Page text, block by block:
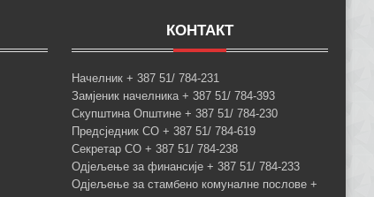
КОНТАКТ
Начелник + 387 51/ 784-231
Замјеник начелника + 387 51/ 784-393
Скупштина Општине + 387 51/ 784-230
Предсједник СО + 387 51/ 784-619
Секретар СО + 387 51/ 784-238
Одјељење за финансије + 387 51/ 784-233
Одјељење за стамбено комуналне послове +